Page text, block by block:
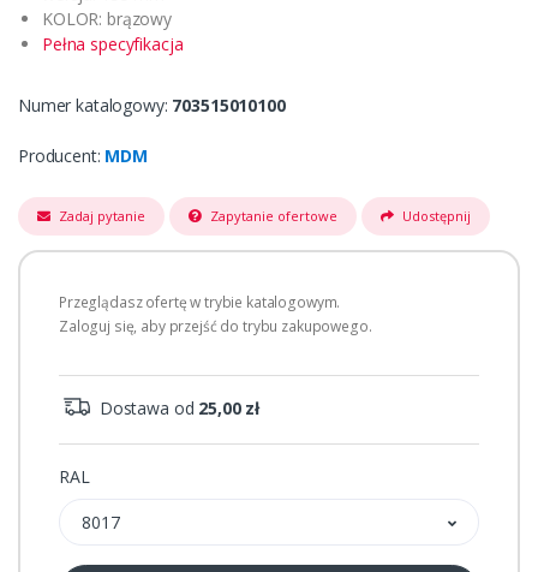
KOLOR: brązowy
Pełna specyfikacja
Numer katalogowy: 703515010100
Producent: MDM
Zadaj pytanie Zapytanie ofertowe Udostępnij
Przeglądasz ofertę w trybie katalogowym.
Zaloguj się, aby przejść do trybu zakupowego.
Dostawa od 25,00 zł
RAL
8017